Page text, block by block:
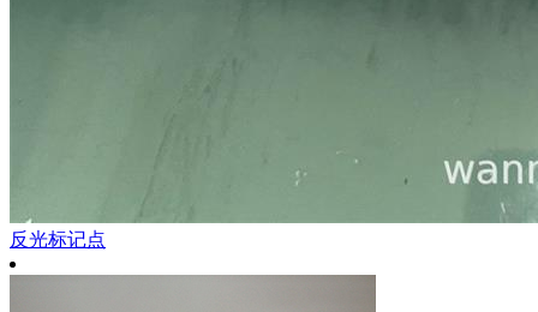
反光标记点